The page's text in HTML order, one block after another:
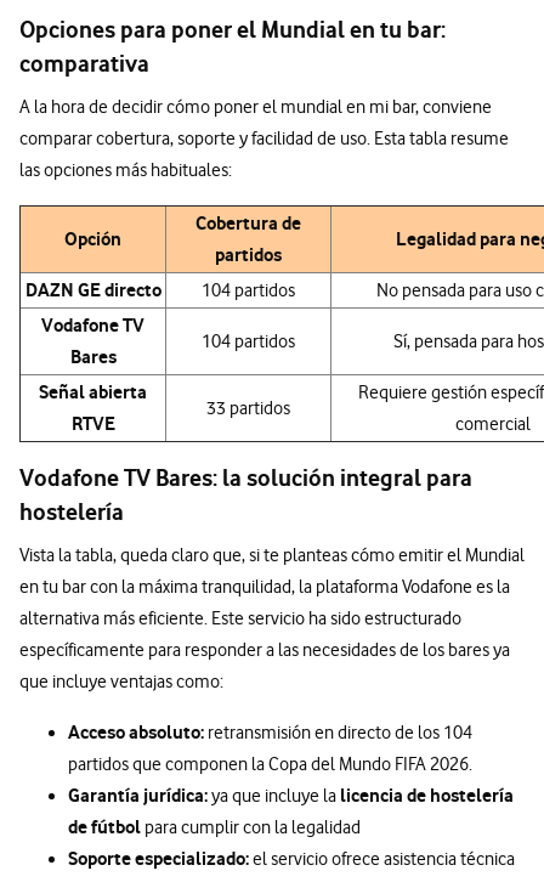
Opciones para poner el Mundial en tu bar:
comparativa
A la hora de decidir cómo poner el mundial en mi bar, conviene
comparar cobertura, soporte y facilidad de uso. Esta tabla resume
las opciones más habituales:
Opción
Cobertura de
partidos
Legalidad para
DAZN GE directo 104 partidos No pensada para uso
Vodafone TV
Bares
104 partidos Sí, pensada para
Señal abierta
RTVE
33 partidos
Requiere gestión
comercial
Vodafone TV Bares: la solución integral para
hostelería
Vista la tabla, queda claro que, si te planteas cómo emitir el Mundial
en tu bar con la máxima tranquilidad, la plataforma Vodafone es la
alternativa más eficiente. Este servicio ha sido estructurado
específicamente para responder a las necesidades de los bares ya
que incluye ventajas como:
Acceso absoluto: retransmisión en directo de los 104
partidos que componen la Copa del Mundo FIFA 2026.
Garantía jurídica:ya que incluye la licencia de hostelería
de fútbol para cumplir con la legalidad
Soporte especializado:el servicio ofrece asistencia técnica